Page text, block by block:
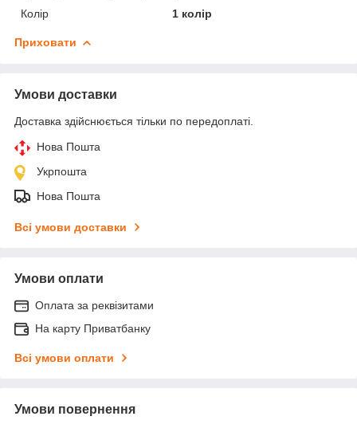
Колір
1 колір
Приховати
Умови доставки
Доставка здійснюється тільки по передоплаті.
Нова Пошта
Укрпошта
Нова Пошта
Всі умови доставки
Умови оплати
Оплата за реквізитами
На карту Приватбанку
Всі умови оплати
Умови повернення